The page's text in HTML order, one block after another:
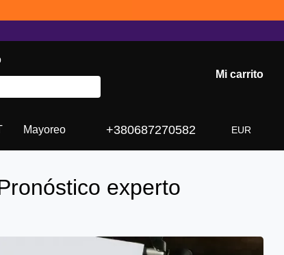
Mi carrito
Mayoreo +380687270582 EUR
experto